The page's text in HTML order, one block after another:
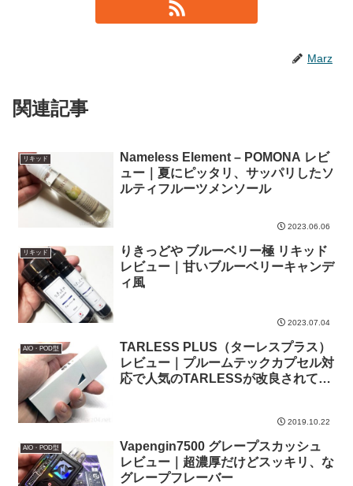
Marz
関連記事
リキッド
Nameless Element – POMONA レビ
ュー｜夏にピッタリ、サッパリしたソ
ルティフルーツメンソール
2023.06.06
リキッド
りきっどや ブルーベリー極 リキッド
レビュー｜甘いブルーベリーキャンデ
ィ風
2023.07.04
AIO・POD型
TARLESS PLUS（ターレスプラス）
レビュー｜プルームテックカプセル対
応で人気のTARLESSが改良されてリ
2019.10.22
AIO・POD型
Vapengin7500 グレープスカッシュ
レビュー｜超濃厚だけどスッキリ、な
グレープフレーバー